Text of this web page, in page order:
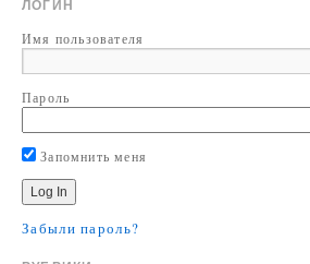
ЛОГИН
Имя пользователя
Пароль
Запомнить меня
Забыли пароль?